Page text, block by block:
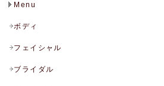
Menu
ボディ
フェイシャル
ブライダル